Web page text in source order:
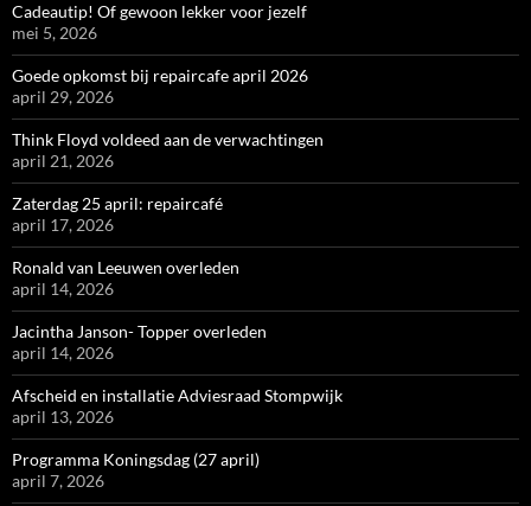
Cadeautip! Of gewoon lekker voor jezelf
mei 5, 2026
Goede opkomst bij repaircafe april 2026
april 29, 2026
Think Floyd voldeed aan de verwachtingen
april 21, 2026
Zaterdag 25 april: repaircafé
april 17, 2026
Ronald van Leeuwen overleden
april 14, 2026
Jacintha Janson- Topper overleden
april 14, 2026
Afscheid en installatie Adviesraad Stompwijk
april 13, 2026
Programma Koningsdag (27 april)
april 7, 2026